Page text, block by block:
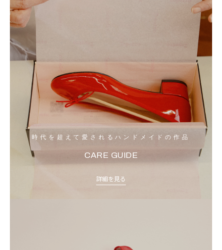
時代を超えて愛されるハンドメイドの作品
CARE GUIDE
詳細を見る